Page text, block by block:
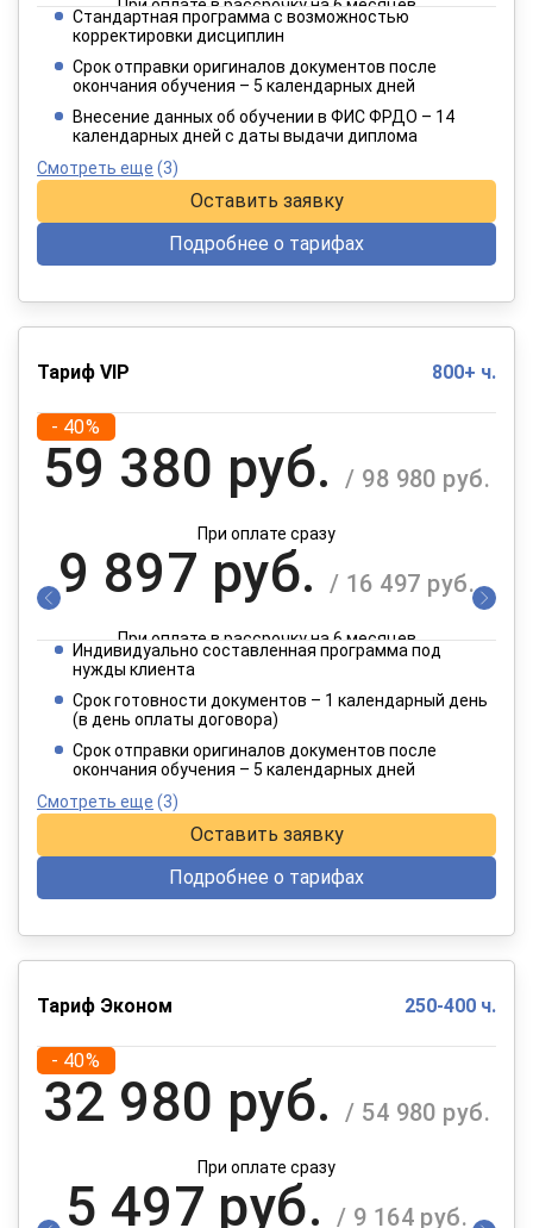
При оплате в рассрочку на 6 месяцев
3 849 руб.
При оплате в рассрочку на 12 месяцев
Стандартная программа с возможностью
корректировки дисциплин
Срок отправки оригиналов документов после
окончания обучения – 5 календарных дней
Внесение данных об обучении в ФИС ФРДО – 14
календарных дней с даты выдачи диплома
Смотреть еще (3)
Оставить заявку
Подробнее о тарифах
Тариф VIP 800+ ч.
- 40%
59 380 руб. / 98 980 руб.
При оплате сразу
9 897 руб. / 16 497 руб.
При оплате в рассрочку на 6 месяцев
4 949 руб. / 8 249 руб.
При оплате в рассрочку на 12 месяцев
Индивидуально составленная программа под
нужды клиента
Срок готовности документов – 1 календарный день
(в день оплаты договора)
Срок отправки оригиналов документов после
окончания обучения – 5 календарных дней
Смотреть еще (3)
Оставить заявку
Подробнее о тарифах
Тариф Эконом 250-400 ч.
- 40%
32 980 руб. / 54 980 руб.
При оплате сразу
5 497 руб. / 9 164 руб.